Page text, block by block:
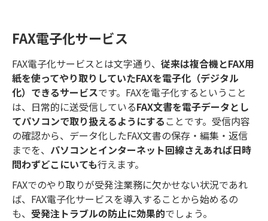
FAX電子化サービス
FAX電子化サービスとは文字通り、 従来は複合機とFAX用
紙を使ってやり取りしていたFAXを電子化（デジタル
化）できるサービスです。FAXを電子化するということ
は、日常的に送受信しているFAX文書を電子データとし
てパソコンで取り扱えるようにする ことです。受信内容
の確認から、データ化したFAX文書の保存・編集・返信
までを、 パソコンとインターネット回線さえあれば日時
問わずどこにいても行えます。
FAXでのやり取りが受発注業務に欠かせない状況であれ
ば、FAX電子化サービスを導入することから始めるの
も、 受発注トラブルの防止に効果的でしょう。